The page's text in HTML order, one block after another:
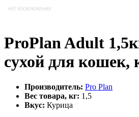
ProPlan Adult
сухой для кошек,
Производитель: Pro Plan
Вес товара, кг: 1,5
Вкус: Курица